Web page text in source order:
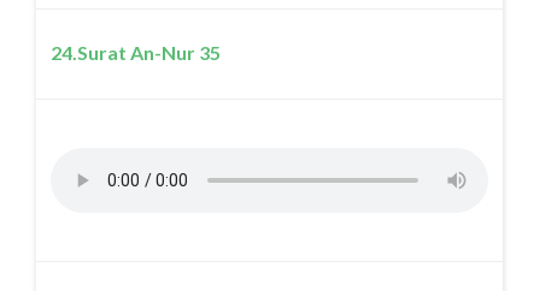
24.Surat An-Nur 35